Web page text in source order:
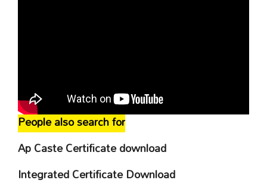
People also search for
Ap Caste Certificate download
Integrated Certificate Download